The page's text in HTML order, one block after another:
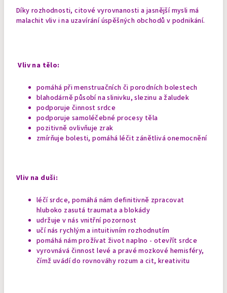
Díky rozhodnosti, citové vyrovnanosti a jasnější mysli má
malachit vliv i na uzavírání úspěšných obchodů v podnikání.
Vliv na tělo:
pomáhá při menstruačních či porodníchbolestech
blahodárně působí na slinivku, slezinu a žaludek
podporuje činnost srdce
podporuje samoléčebné procesy těla
pozitivně ovlivňuje zrak
zmírňuje bolesti, pomáhá léčit zánětlivá onemocnění
Vliv na duši:
léčí srdce, pomáhá nám definitivně zpracovat
hluboko zasutá traumata a blokády
udržuje v nás vnitřní pozornost
učí nás rychlým a intuitivním rozhodnutím
pomáhá nám prožívat život naplno - otevřít srdce
vyrovnává činnost levé a pravé mozkové hemisféry,
čímž uvádí do rovnováhy rozum a cit, kreativitu